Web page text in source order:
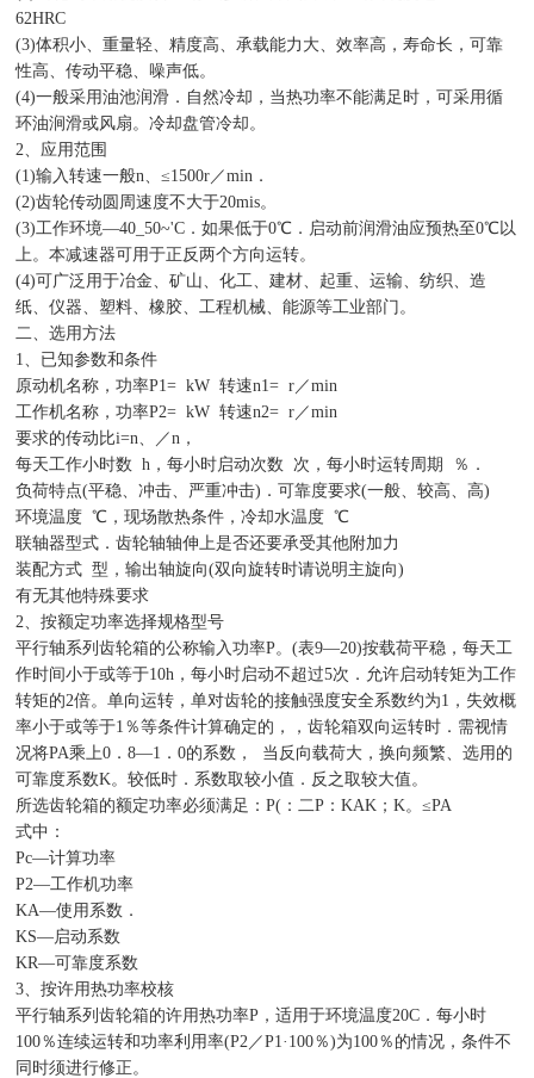
62HRC
(3)体积小、重量轻、精度高、承载能力大、效率高，寿命长，可靠
性高、传动平稳、噪声低。
(4)一般采用油池润滑．自然冷却，当热功率不能满足时，可采用循
环油涧滑或风扇。冷却盘管冷却。
2、应用范围
(1)输入转速一般n、≤1500r／min．
(2)齿轮传动圆周速度不大于20mis。
(3)工作环境—40_50~'C．如果低于0℃．启动前润滑油应预热至0℃以
上。本减速器可用于正反两个方向运转。
(4)可广泛用于冶金、矿山、化工、建材、起重、运输、纺织、造
纸、仪器、塑料、橡胶、工程机械、能源等工业部门。
二、选用方法
1、已知参数和条件
原动机名称，功率P1= kW 转速n1= r／min
工作机名称，功率P2= kW 转速n2= r／min
要求的传动比i=n、／n，
每天工作小时数 h，每小时启动次数 次，每小时运转周期 ％．
负荷特点(平稳、冲击、严重冲击)．可靠度要求(一般、较高、高)
环境温度 ℃，现场散热条件，冷却水温度 ℃
联轴器型式．齿轮轴轴伸上是否还要承受其他附加力
装配方式 型，输出轴旋向(双向旋转时请说明主旋向)
有无其他特殊要求
2、按额定功率选择规格型号
平行轴系列齿轮箱的公称输入功率P。(表9—20)按载荷平稳，每天工
作时间小于或等于10h，每小时启动不超过5次．允许启动转矩为工作
转矩的2倍。单向运转，单对齿轮的接触强度安全系数约为1，失效概
率小于或等于1％等条件计算确定的，，齿轮箱双向运转时．需视情
况将PA乘上0．8—1．0的系数， 当反向载荷大，换向频繁、选用的
可靠度系数K。较低时．系数取较小值．反之取较大值。
所选齿轮箱的额定功率必须满足：P(：二P：KAK；K。≤PA
式中：
Pc—计算功率
P2—工作机功率
KA—使用系数．
KS—启动系数
KR—可靠度系数
3、按许用热功率校核
平行轴系列齿轮箱的许用热功率P，适用于环境温度20C．每小时
100％连续运转和功率利用率(P2／P1·100％)为100％的情况，条件不
同时须进行修正。